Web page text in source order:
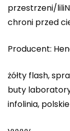
przestrzeni/
chroni przed
Producent:
żółty flash,
buty
infolinia,